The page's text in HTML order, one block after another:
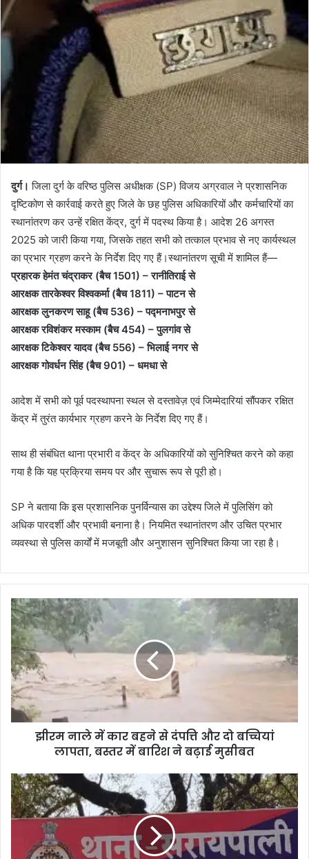
दुर्ग। जिला दुर्ग के वरिष्ठ पुलिस अधीक्षक (SP) विजय अग्रवाल ने प्रशासनिक
दृष्टिकोण से कार्रवाई करते हुए जिले के छह पुलिस अधिकारियों और कर्मचारियों का
स्थानांतरण कर उन्हें रक्षित केंद्र, दुर्ग में पदस्थ किया है। आदेश 26 अगस्त
2025 को जारी किया गया, जिसके तहत सभी को तत्काल प्रभाव से नए कार्यस्थल
का प्रभार ग्रहण करने के निर्देश दिए गए हैं।स्थानांतरण सूची में शामिल हैं—
प्रहारक हेमंत चंद्राकर (बैच 1501) – रानीतिराई से
आरक्षक तारकेश्वर विश्वकर्मा (बैच 1811) – पाटन से
आरक्षक लुनकरण साहू (बैच 536) – पद्मनाभपुर से
आरक्षक रविशंकर मस्काम (बैच 454) – पुलगांव से
आरक्षक टिकेश्वर यादव (बैच 556) – भिलाई नगर से
आरक्षक गोवर्धन सिंह (बैच 901) – धमधा से
आदेश में सभी को पूर्व पदस्थापना स्थल से दस्तावेज़ एवं जिम्मेदारियां सौंपकर रक्षित
केंद्र में तुरंत कार्यभार ग्रहण करने के निर्देश दिए गए हैं।
साथ ही संबंधित थाना प्रभारी व केंद्र के अधिकारियों को सुनिश्चित करने को कहा
गया है कि यह प्रक्रिया समय पर और सुचारू रूप से पूरी हो।
SP ने बताया कि इस प्रशासनिक पुनर्विन्यास का उद्देश्य जिले में पुलिसिंग को
अधिक पारदर्शी और प्रभावी बनाना है। नियमित स्थानांतरण और उचित प्रभार
व्यवस्था से पुलिस कार्यों में मजबूती और अनुशासन सुनिश्चित किया जा रहा है।
झीरम नाले में कार बहने से दंपत्ति और दो बच्चियां
लापता, बस्तर में बारिश ने बढ़ाई मुसीबत